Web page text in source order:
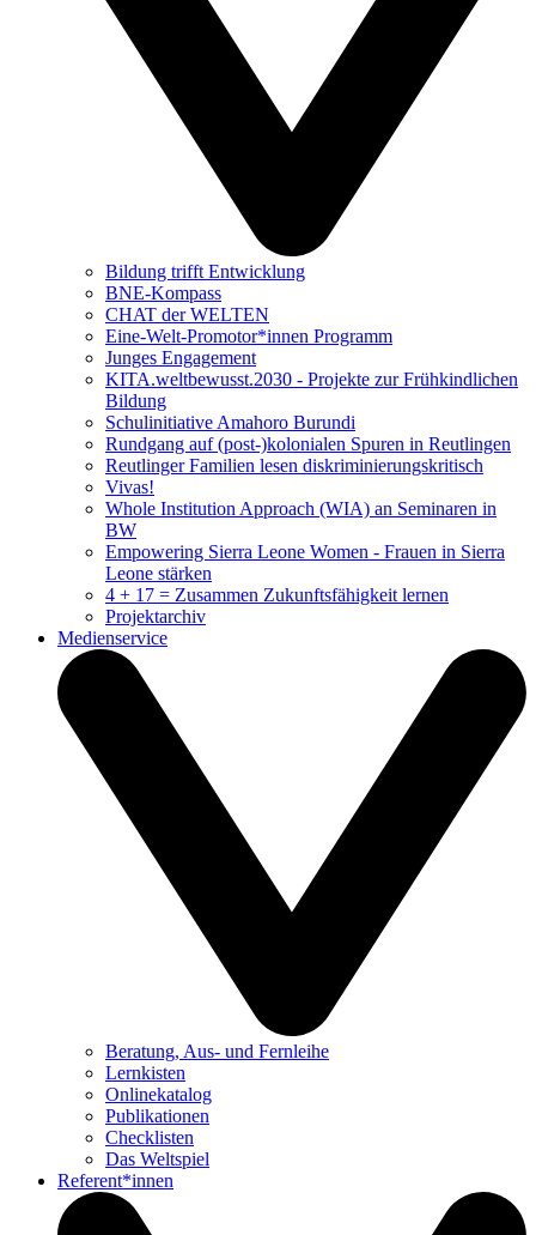
Bildung trifft Entwicklung
BNE-Kompass
CHAT der WELTEN
Eine-Welt-Promotor*innen Programm
Junges Engagement
KITA.weltbewusst.2030 - Projekte zur Frühkindlichen
Bildung
Schulinitiative Amahoro Burundi
Rundgang auf (post-)kolonialen Spuren in Reutlingen
Reutlinger Familien lesen diskriminierungskritisch
Vivas!
Whole Institution Approach (WIA) an Seminaren in
BW
Empowering Sierra Leone Women - Frauen in Sierra
Leone stärken
4 + 17 = Zusammen Zukunftsfähigkeit lernen
Projektarchiv
Medienservice
Beratung, Aus- und Fernleihe
Lernkisten
Onlinekatalog
Publikationen
Checklisten
Das Weltspiel
Referent*innen